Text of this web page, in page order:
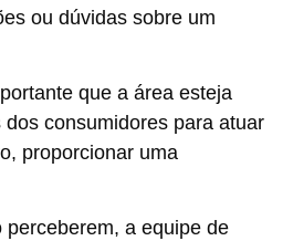
ou dúvidas sobre um
que a área esteja
consumidores para atuar
proporcionar uma
a equipe de